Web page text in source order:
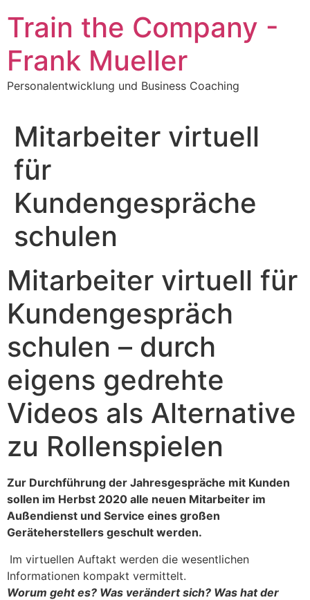
Inhalt
springen
Train the Company -
Frank Mueller
Personalentwicklung und Business Coaching
Mitarbeiter virtuell
für
Kundengespräche
schulen
Mitarbeiter virtuell für
Kundengespräch
schulen – durch
eigens gedrehte
Videos als Alternative
zu Rollenspielen
Zur Durchführung der Jahresgespräche mit Kunden
sollen im Herbst 2020 alle neuen Mitarbeiter im
Außendienst und Service eines großen
Geräteherstellers geschult werden.
Im virtuellen Auftakt werden die wesentlichen
Informationen kompakt vermittelt.
Worum geht es? Was verändert sich? Was hat der